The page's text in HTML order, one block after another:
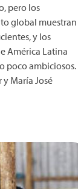
pero los
global muestran
y los
América Latina
poco ambiciosos.
María José